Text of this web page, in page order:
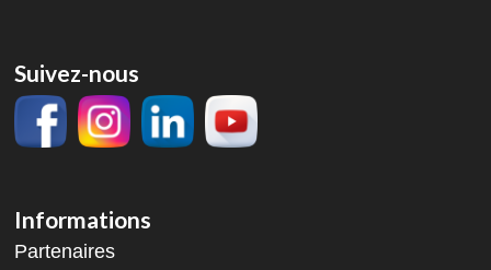
Suivez-nous
Informations
Partenaires